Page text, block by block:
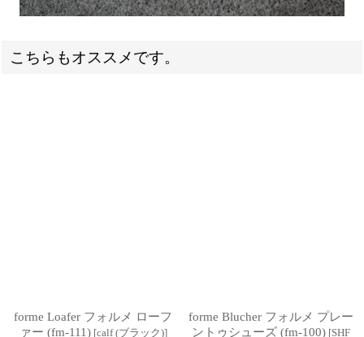
こちらもオススメです。
forme Loafer フォルメ ローフ
ァー (fm-111) [calf (ブラック)]
forme Blucher フォルメ プレー
ントゥシューズ (fm-100) [SHF